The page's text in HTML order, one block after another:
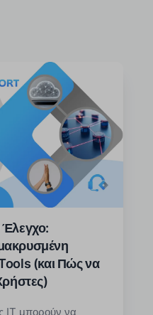
(και Πώς να
IT μπορούν να